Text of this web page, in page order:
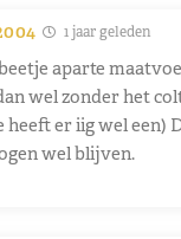
1 jaar geleden
aparte
wel zonder het
heeft er iig wel een)
wel blijven.